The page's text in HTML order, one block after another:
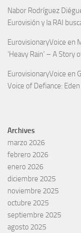
Nabor Rodríguez
Eurovisión y la RAI
EurovisionaryVoice en
‘Heavy Rain’ – A Story
EurovisionaryVoice en
Voice of Defiance:
Archives
marzo 2026
febrero 2026
enero 2026
diciembre 2025
noviembre 2025
octubre 2025
septiembre 2025
agosto 2025